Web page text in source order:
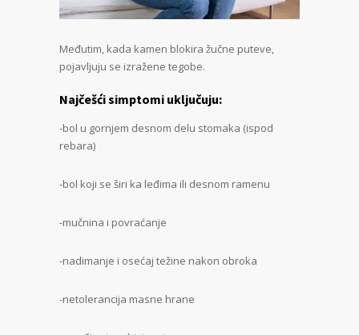
Međutim, kada kamen blokira žučne puteve,
pojavljuju se izražene tegobe.
Najčešći simptomi uključuju:
-bol u gornjem desnom delu stomaka (ispod
rebara)
-bol koji se širi ka leđima ili desnom ramenu
-mučnina i povraćanje
-nadimanje i osećaj težine nakon obroka
-netolerancija masne hrane